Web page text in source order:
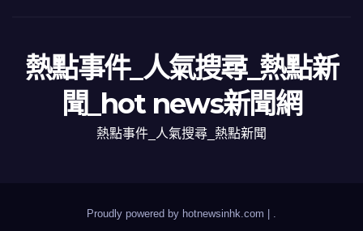
熱點事件_人氣搜尋_熱點新
聞_hot news新聞網
熱點事件_人氣搜尋_熱點新聞
Proudly powered by hotnewsinhk.com |